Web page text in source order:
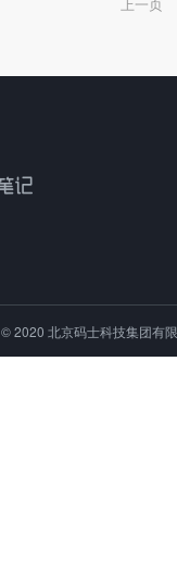
© 2020 北京码士科技集团有